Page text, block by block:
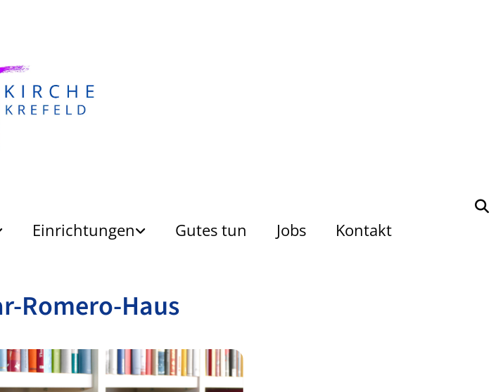
Einrichtungen Gutes tun Jobs Kontakt
Romero-Haus